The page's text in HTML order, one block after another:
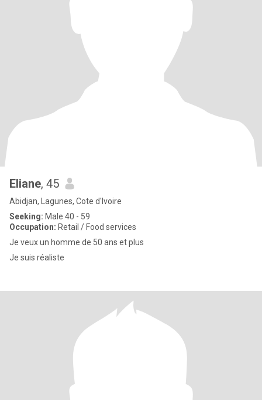
Eliane, 45
Abidjan, Lagunes, Cote d'Ivoire
Seeking: Male 40 - 59
Occupation: Retail / Food services
Je veux un homme de 50 ans et plus
Je suis réaliste